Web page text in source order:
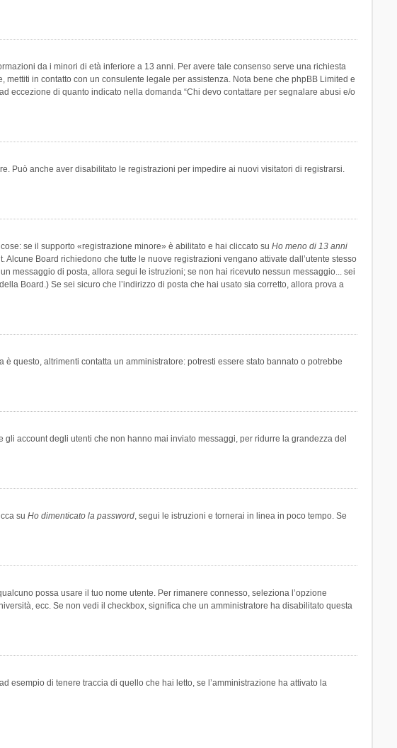
da i minori di età inferiore a 13 anni. Per avere tale consenso serve una richiesta
in contatto con un consulente legale per assistenza. Nota bene che phpBB Limited e
eccezione di quanto indicato nella domanda “Chi devo contattare per segnalare abusi e/o
Può anche aver disabilitato le registrazioni per impedire ai nuovi visitatori di registrarsi.
se il supporto «registrazione minore» è abilitato e hai cliccato su Ho meno di 13 anni
Board richiedono che tutte le nuove registrazioni vengano attivate dall’utente stesso
messaggio di posta, allora segui le istruzioni; se non hai ricevuto nessun messaggio... sei
Board.) Se sei sicuro che l’indirizzo di posta che hai usato sia corretto, allora prova a
questo, altrimenti contatta un amministratore: potresti essere stato bannato o potrebbe
account degli utenti che non hanno mai inviato messaggi, per ridurre la grandezza del
su Ho dimenticato la password, segui le istruzioni e tornerai in linea in poco tempo. Se
possa usare il tuo nome utente. Per rimanere connesso, seleziona l’opzione
ecc. Se non vedi il checkbox, significa che un amministratore ha disabilitato questa
esempio di tenere traccia di quello che hai letto, se l’amministrazione ha attivato la